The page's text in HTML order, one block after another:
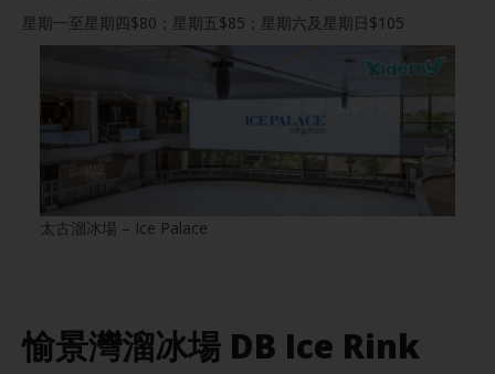
星期一至星期四$80；星期五$85；星期六及星期日$105
太古溜冰場 – Ice Palace
愉景灣溜冰場 DB Ice Rink